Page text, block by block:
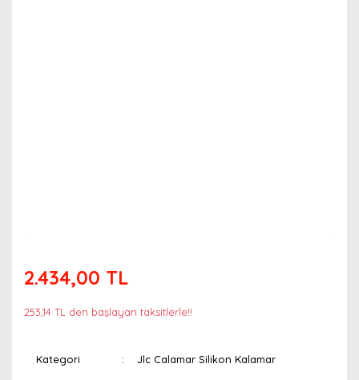
2.434,00 TL
253,14 TL den başlayan taksitlerle!!
Kategori Jlc Calamar Silikon Kalamar